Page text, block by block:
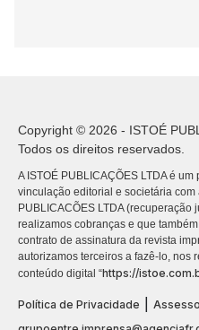
Copyright © 2026 - ISTOÉ
Todos os direitos reservados.
A ISTOÉ PUBLICAÇÕES LTDA é
vinculação editorial e societária com
PUBLICACÕES LTDA
realizamos cobranças e que
contrato de assinatura da revista
autorizamos terceiros a fazê-lo, nos
conteúdo digital “https://
Política de Privacidade